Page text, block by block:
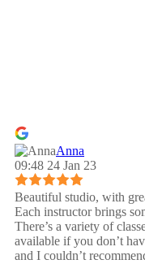
Anna
09:48 24 Jan 23
Beautiful studio, with
Each instructor brings
There’s a variety of
available if you don’t
and I couldn’t